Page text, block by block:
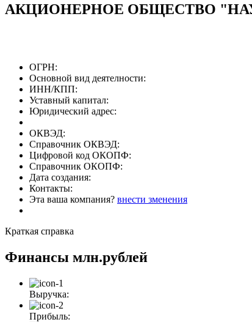
АКЦИОНЕРНОЕ ОБЩЕСТВО
ОГРН:
Основной вид деятелности:
ИНН/КПП:
Уставный капитал:
Юридический адрес:
ОКВЭД:
Справочник ОКВЭД:
Цифровой код ОКОПФ:
Справочник ОКОПФ:
Дата создания:
Контакты:
Эта ваша компания? внести зменения
Краткая справка
Финансы млн.рублей
Выручка:
Прибыль: